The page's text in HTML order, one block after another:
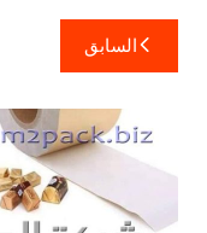
تصفّح
المقالات
السابق